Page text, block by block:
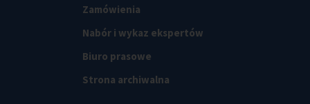
Zamówienia
Nabór i wykaz ekspertów
Biuro prasowe
Strona archiwalna